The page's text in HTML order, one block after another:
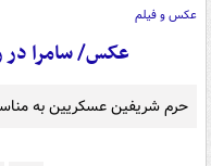
عکس و فیلم
عکس/ سامرا در
حرم شریفین عسکریین به